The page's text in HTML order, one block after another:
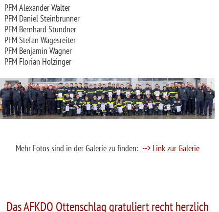
PFM Alexander Walter
PFM Daniel Steinbrunner
PFM Bernhard Stundner
PFM Stefan Wagesreiter
PFM Benjamin Wagner
PFM Florian Holzinger
Mehr Fotos sind in der Galerie zu finden: --> Link zur Galerie
Das AFKDO Ottenschlag gratuliert recht herzlich